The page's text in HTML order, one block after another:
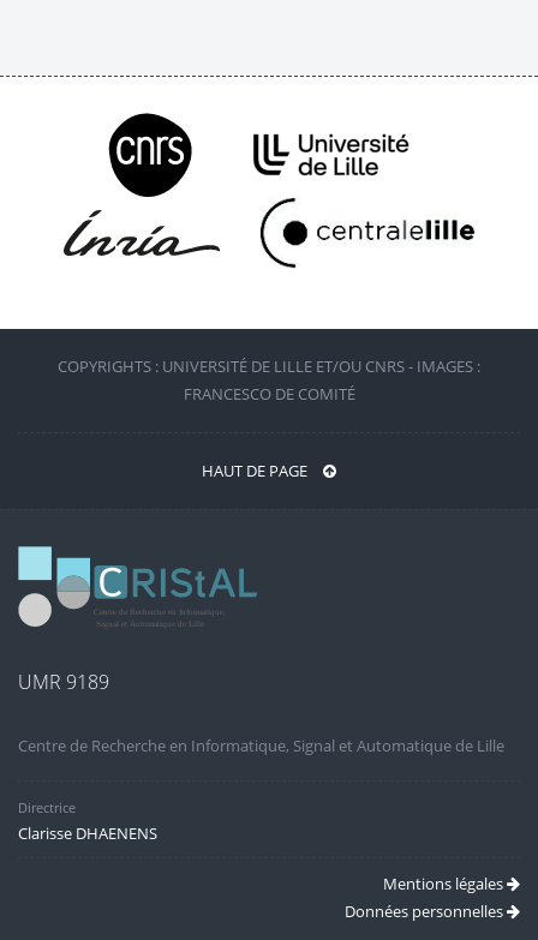
COPYRIGHTS : UNIVERSITÉ DE LILLE ET/OU CNRS - IMAGES :
FRANCESCO DE COMITÉ
HAUT DE PAGE
UMR 9189
Centre de Recherche en Informatique, Signal et Automatique de Lille
Directrice
Clarisse DHAENENS
Mentions légales
Données personnelles